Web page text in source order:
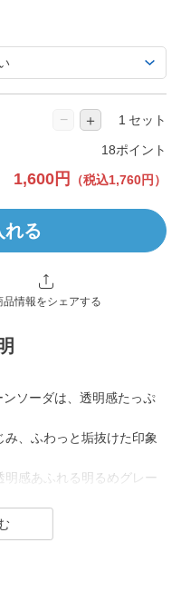
− ＋ セット
18ポイント
1,600円 （税込1,760円）
れる
品情報をシェアする
ソーダは、透明感たっぷ
、ふわっと垢抜けた印象
感あふれる明るめグレー
MOMOさんがイメージ